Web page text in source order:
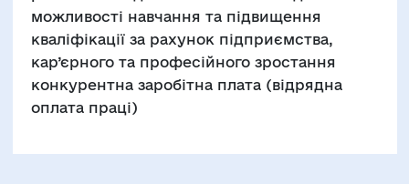
можливості навчання та підвищення
кваліфікації за рахунок підприємства,
кар’єрного та професійного зростання
конкурентна заробітна плата (відрядна
оплата праці)